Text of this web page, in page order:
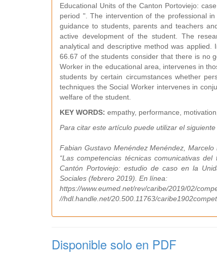
Educational Units of the Canton Portoviejo:
period ". The intervention of the professional
guidance to students, parents and teachers
active development of the student. The
analytical and descriptive method was
66.67 of the students consider that there is no
Worker in the educational area, intervenes in
students by certain circumstances whether
techniques the Social Worker intervenes in
welfare of the student.
KEY WORDS: empathy, performance,
Para citar este artículo puede utilizar el
Fabian Gustavo Menéndez Menéndez,
“Las competencias técnicas comunicativas
Cantón Portoviejo: estudio de caso en la
Sociales (febrero 2019). En línea:
https://www.eumed.net/rev/caribe/2019/02/
//hdl.handle.net/20.500.11763/
Disponible solo en PDF